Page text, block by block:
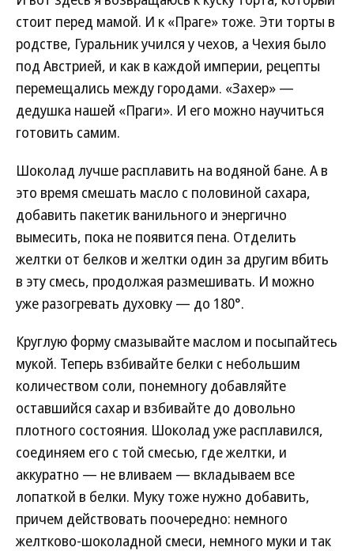
стоит перед мамой. И к «Праге» тоже. Эти торты в
родстве, Гуральник учился у чехов, а Чехия было
под Австрией, и как в каждой империи, рецепты
перемещались между городами. «Захер» —
дедушка нашей «Праги». И его можно научиться
готовить самим.
Шоколад лучше расплавить на водяной бане. А в
это время смешать масло с половиной сахара,
добавить пакетик ванильного и энергично
вымесить, пока не появится пена. Отделить
желтки от белков и желтки один за другим вбить
в эту смесь, продолжая размешивать. И можно
уже разогревать духовку — до 180°.
Круглую форму смазывайте маслом и посыпайтесь
мукой. Теперь взбивайте белки с небольшим
количеством соли, понемногу добавляйте
оставшийся сахар и взбивайте до довольно
плотного состояния. Шоколад уже расплавился,
соединяем его с той смесью, где желтки, и
аккуратно — не вливаем — вкладываем все
лопаткой в белки. Муку тоже нужно добавить,
причем действовать поочередно: немного
желтково-шоколадной смеси, немного муки и так